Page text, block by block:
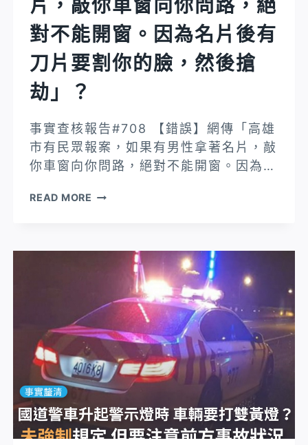
婆
ALICE
艾
麗
開
露
面…
一
樣
婆，
你
就
是
活
101
歲，
片，敲你車窗向你問路，絕
對不能開窗。因為名片後有
刀片要割你的臉，然後搶
劫」？
事實查核報告#708 【錯誤】網傳「高雄
市有民眾報案，如果有男性拿著名片，敲
你車窗向你問路，絕對不能開窗。因為…
READ MORE 【錯
傳
市
有
眾
報
如
果